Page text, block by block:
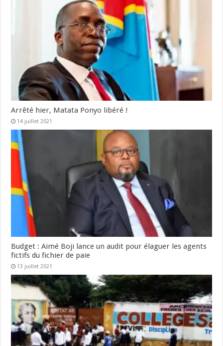
Arrêté hier, Matata Ponyo libéré !
14 juillet 2021
Budget : Aimé Boji lance un audit pour élaguer les agents
fictifs du fichier de paie
13 juillet 2021